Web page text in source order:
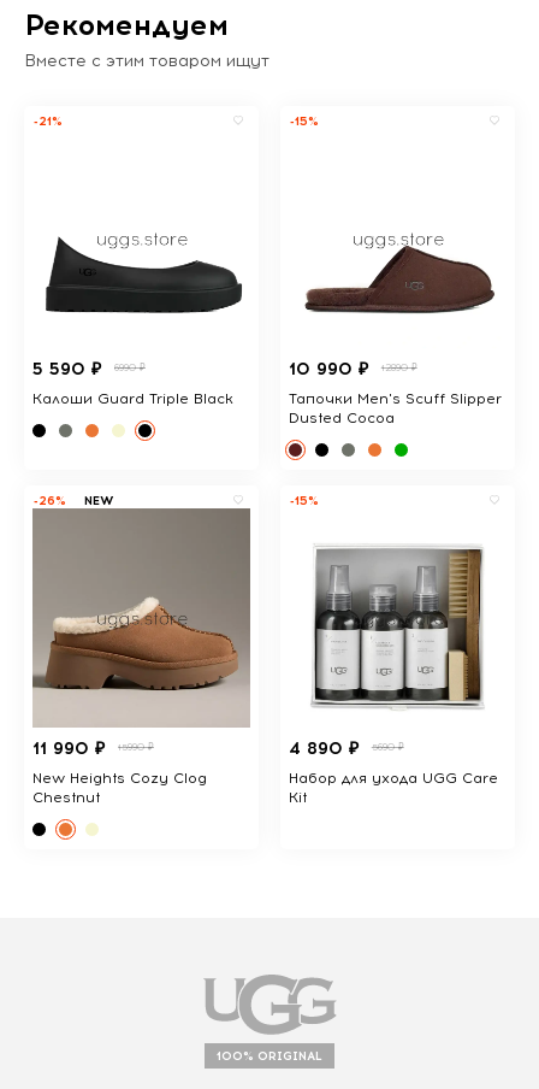
Рекомендуем
Вместе с этим товаром ищут
-21%
5 590 ₽ 6990 ₽
Калоши Guard Triple Black
-15%
10 990 ₽ 12890 ₽
Тапочки Men's Scuff Slipper
Dusted Cocoa
-26% NEW
11 990 ₽ 15990 ₽
New Heights Cozy Clog
Chestnut
-15%
4 890 ₽ 5690 ₽
Набор для ухода UGG Care
Kit
100% ORIGINAL